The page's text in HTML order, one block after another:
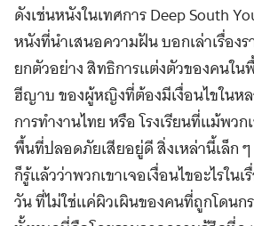
ดังเช่นหนังในเทศการ Deep South
หนังที่นําเสนอความฝัน บอกเล่าเรื่อง
ยกตัวอย่าง สิทธิการแต่งตัวของคนใน
ฮีญาบ ของผู้หญิงที่ต้องมีเงื่อนไขในหล
การทํางานไทย หรือ โรงเรียนที่แม้พวก
พื้นที่ปลอดภัยเสียอยู่ดี สิ่งเหล่านี้เล็ก
ก็รู้แล้วว่าพวกเขาเจอเงื่อนไขอะไรใน
วัน ที่ไม่ใช่แค่ผิวเผินของคนที่ถูกโดนก